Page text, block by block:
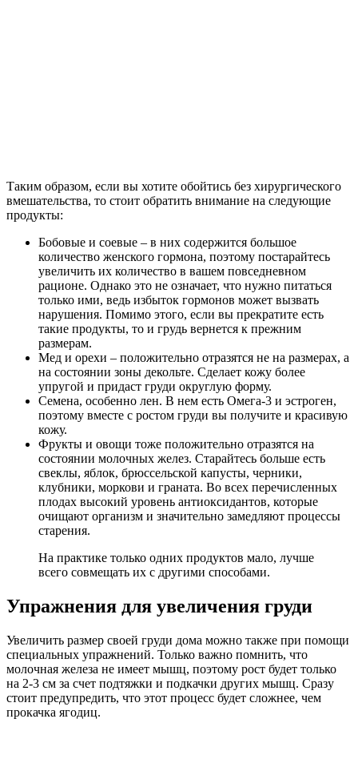
Таким образом, если вы хотите обойтись без хирургического
вмешательства, то стоит обратить внимание на следующие
продукты:
Бобовые и соевые – в них содержится большое
количество женского гормона, поэтому постарайтесь
увеличить их количество в вашем повседневном
рационе. Однако это не означает, что нужно питаться
только ими, ведь избыток гормонов может вызвать
нарушения. Помимо этого, если вы прекратите есть
такие продукты, то и грудь вернется к прежним
размерам.
Мед и орехи – положительно отразятся не на размерах, а
на состоянии зоны декольте. Сделает кожу более
упругой и придаст груди округлую форму.
Семена, особенно лен. В нем есть Омега-3 и эстроген,
поэтому вместе с ростом груди вы получите и красивую
кожу.
Фрукты и овощи тоже положительно отразятся на
состоянии молочных желез. Старайтесь больше есть
свеклы, яблок, брюссельской капусты, черники,
клубники, моркови и граната. Во всех перечисленных
плодах высокий уровень антиоксидантов, которые
очищают организм и значительно замедляют процессы
старения.
На практике только одних продуктов мало, лучше
всего совмещать их с другими способами.
Упражнения для увеличения груди
Увеличить размер своей груди дома можно также при помощи
специальных упражнений. Только важно помнить, что
молочная железа не имеет мышц, поэтому рост будет только
на 2-3 см за счет подтяжки и подкачки других мышц. Сразу
стоит предупредить, что этот процесс будет сложнее, чем
прокачка ягодиц.